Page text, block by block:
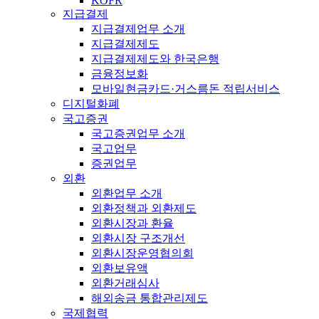
지급결제
지급결제업무 소개
지급결제제도
지급결제제도와 한국은행
금융정보화
모바일현금카드·거스름돈 적립서비스
디지털화폐
국고증권
국고증권업무 소개
국고업무
증권업무
외환
외환업무 소개
외환정책과 외환제도
외환시장과 환율
외환시장 구조개선
외환시장운영협의회
외환보유액
외환거래심사
해외송금 통합관리제도
국제협력